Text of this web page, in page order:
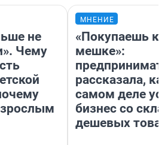
не
Чему
МНЕНИЕ
«Покупаешь
мешке»:
рассказала,
самом деле
бизнес со
дешевых